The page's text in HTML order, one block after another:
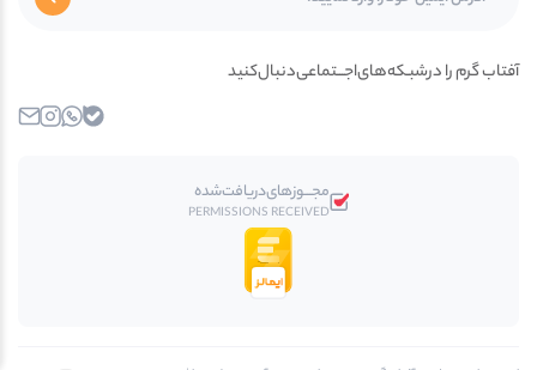
آفتاب گرم را در‌‌شبـکه‌های‌اجـــتماعی‌دنبال‌کنید
واتساپ
اینستاگرامایمیل
مجـــوز‌های‌دریافت‌شده
PERMISSIONS RECEIVED